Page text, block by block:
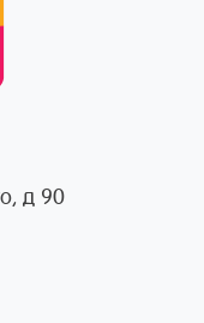
д 90